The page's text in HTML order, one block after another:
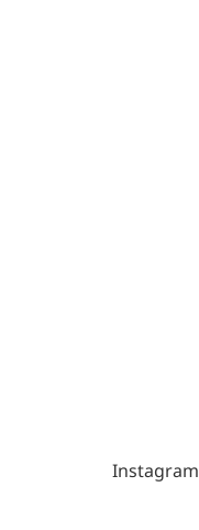
Instagram